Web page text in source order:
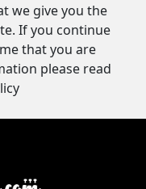
we give you the
If you continue
that you are
please read